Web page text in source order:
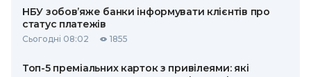
НБУ зобов’яже банки інформувати клієнтів про
статус платежів
Сьогодні 08:02 1855
Топ-5 преміальних карток з привілеями: які